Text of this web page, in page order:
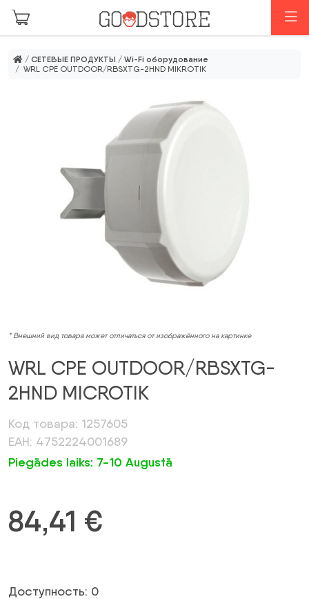
Перейти к основному содержанию
/ СЕТЕВЫЕ ПРОДУКТЫ / Wi-Fi оборудование
/ WRL CPE OUTDOOR/RBSXTG-2HND MIKROTIK
* Внешний вид товара может отличаться от изображённого на картинке
WRL CPE OUTDOOR/RBSXTG-
2HND MICROTIK
Код товара: 1257605
ЕАН: 4752224001689
Piegādes laiks: 7-10 Augustā
84,41 €
Доступность: 0